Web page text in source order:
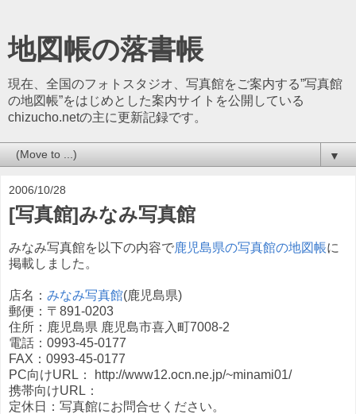
地図帳の落書帳
現在、全国のフォトスタジオ、写真館をご案内する”写真館
の地図帳”をはじめとした案内サイトを公開している
chizucho.netの主に更新記録です。
▼
2006/10/28
[写真館]みなみ写真館
みなみ写真館を以下の内容で鹿児島県の写真館の地図帳に
掲載しました。
店名： みなみ写真館(鹿児島県)
郵便：〒891-0203
住所：鹿児島県 鹿児島市喜入町7008-2
電話：0993-45-0177
FAX：0993-45-0177
PC向けURL： http://www12.ocn.ne.jp/~minami01/
携帯向けURL：
定休日：写真館にお問合せください。